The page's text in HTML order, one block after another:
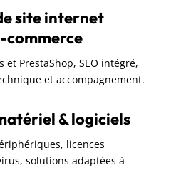
site internet
commerce
et PrestaShop, SEO intégré,
et accompagnement.
& logiciels
licences
solutions adaptées à